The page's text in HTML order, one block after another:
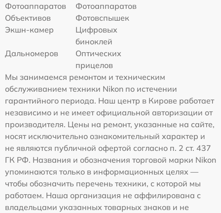
Фотоаппаратов
Фотоаппаратов
Объективов
Фотовспышек
Экшн-камер
Цифровых
биноклей
Дальномеров
Оптических
прицелов
Мы занимаемся ремонтом и техническим
обслуживанием техники Nikon по истечении
гарантийного периода. Наш центр в Кирове работает
независимо и не имеет официальной авторизации от
производителя. Цены на ремонт, указанные на сайте,
носят исключительно ознакомительный характер и
не являются публичной офертой согласно п. 2 ст. 437
ГК РФ. Названия и обозначения торговой марки Nikon
упоминаются только в информационных целях —
чтобы обозначить перечень техники, с которой мы
работаем. Наша организация не аффилирована с
владельцами указанных товарных знаков и не